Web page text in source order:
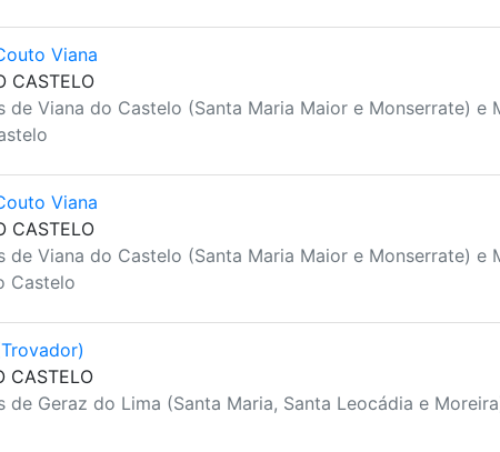
Viana
CASTELO
de Viana do Castelo (Santa Maria Maior e Monserrate) e
Viana
CASTELO
de Viana do Castelo (Santa Maria Maior e Monserrate) e
Castelo
CASTELO
de Geraz do Lima (Santa Maria, Santa Leocádia e